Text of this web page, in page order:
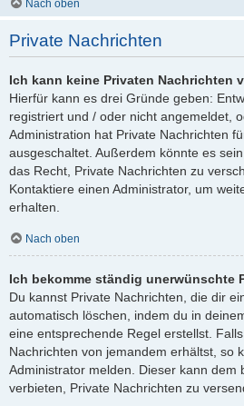
Nach oben
Private Nachrichten
Ich kann keine Privaten Nachrichten
Hierfür kann es drei Gründe geben:
registriert und / oder nicht angemeldet,
Administration hat Private Nachrichten
ausgeschaltet. Außerdem könnte es
das Recht, Private Nachrichten zu
Kontaktiere einen Administrator, um
erhalten.
Nach oben
Ich bekomme ständig unerwünschte
Du kannst Private Nachrichten, die dir
automatisch löschen, indem du in
eine entsprechende Regel erstellst.
Nachrichten von jemandem erhältst, so
Administrator melden. Dieser kann dem
verbieten, Private Nachrichten zu